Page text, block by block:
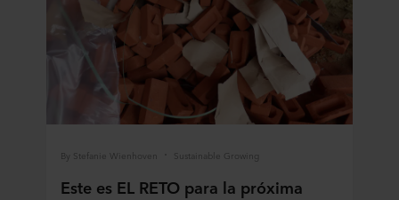
By Stefanie Wienhoven Sustainable Growing
Este es EL RETO para la próxima